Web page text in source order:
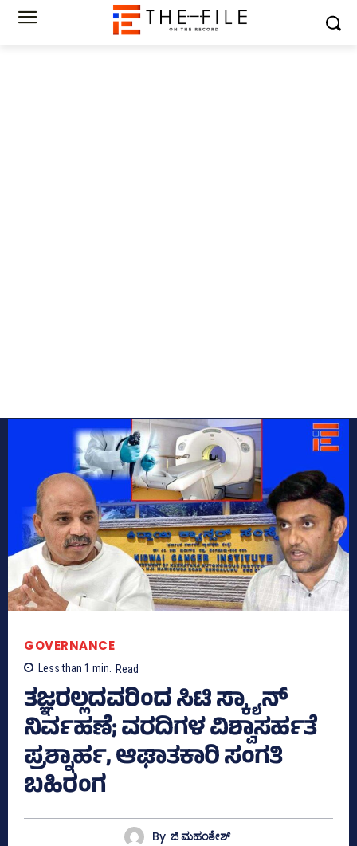
GOVERNANCE
Less than 1 min. Read
ತಜ್ಞರಲ್ಲದವರಿಂದ ಸಿಟಿ ಸ್ಕ್ಯಾನ್‌
ನಿರ್ವಹಣೆ; ವರದಿಗಳ ವಿಶ್ವಾಸರ್ಹತೆ
ಪ್ರಶ್ನಾರ್ಹ, ಆಘಾತಕಾರಿ ಸಂಗತಿ
ಬಹಿರಂಗ
By ಜಿ ಮಹಂತೇಶ್